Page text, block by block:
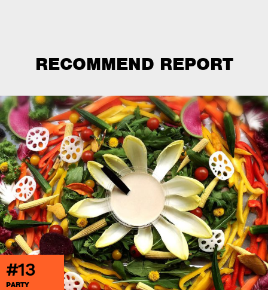
RECOMMEND REPORT
#13
PARTY